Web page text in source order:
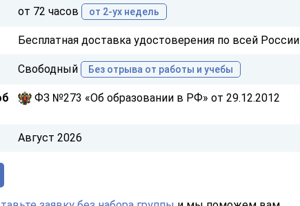
от 72 часов от 2-ух недель
Бесплатная доставка удостоверения по всей России
Свободный Без отрыва от работы и учебы
ФЗ №273 «Об образовании в РФ» от 29.12.2012
Август 2026